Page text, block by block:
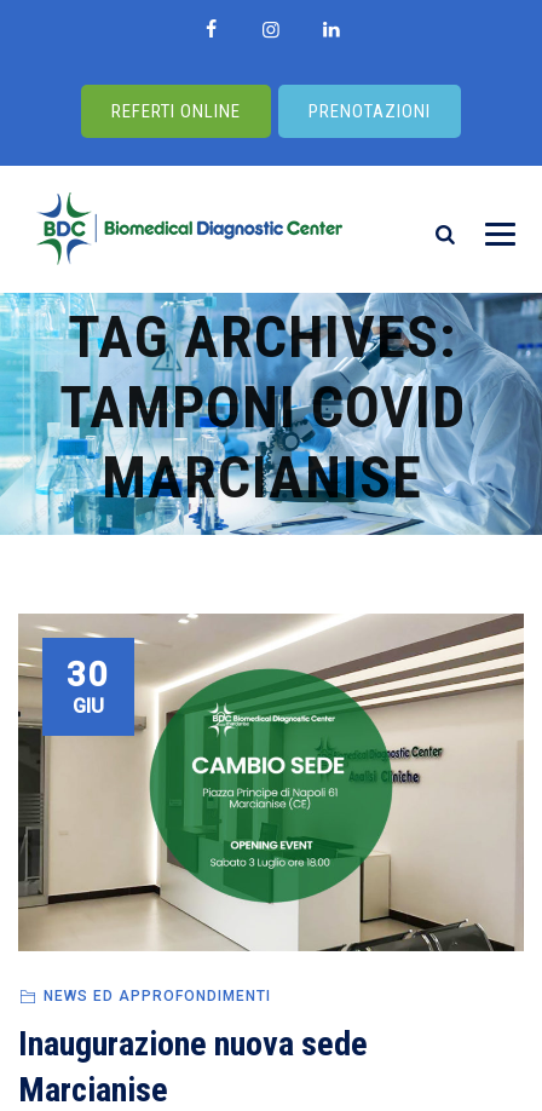
REFERTI ONLINE PRENOTAZIONI
TAG ARCHIVES:
TAMPONI COVID
MARCIANISE
30
GIU
NEWS ED APPROFONDIMENTI
Inaugurazione nuova sede
Marcianise